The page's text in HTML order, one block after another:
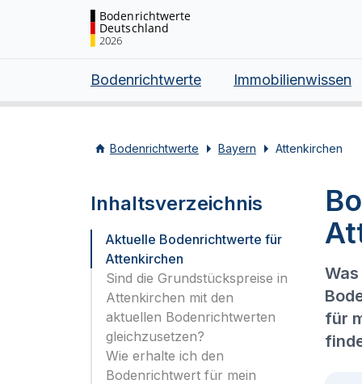
Bodenrichtwerte
Deutschland
2026
Bodenrichtwerte Immobilienwissen
Bodenrichtwerte Bayern Attenkirchen
Inhaltsverzeichnis
Aktuelle Bodenrichtwerte für
Attenkirchen
Sind die Grundstückspreise in
Attenkirchen mit den
aktuellen Bodenrichtwerten
gleichzusetzen?
Wie erhalte ich den
Bodenrichtwert für mein
für